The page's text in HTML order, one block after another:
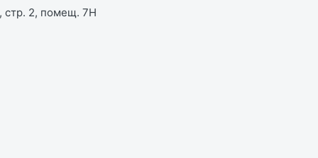
стр. 2, помещ. 7Н